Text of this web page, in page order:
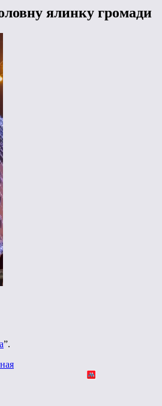
ялинку громади
”.